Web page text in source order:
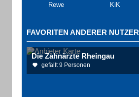
Rewe KiK
FAVORITEN ANDERER NUTZER
Die Zahnärzte Rheingau
gefällt 9 Personen